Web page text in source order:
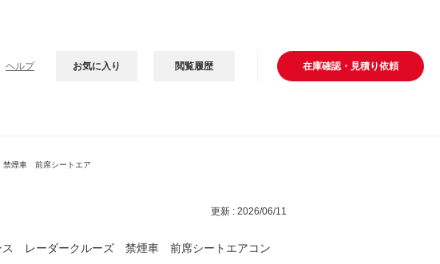
ヘルプ 在庫確認・見積り依頼
お気に入り 閲覧履歴
煙車 前席シートエア
更新 : 2026/06/11
ス レーダークルーズ 禁煙車 前席シートエアコン